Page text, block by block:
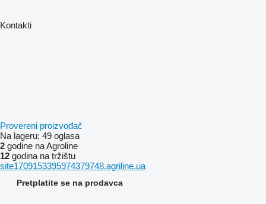
Kontakti
Provereni proizvođač
Na lageru: 49 oglasa
2 godine na Agroline
12 godina na tržištu
site1709153395974379748.agriline.ua
Pretplatite se na prodavca